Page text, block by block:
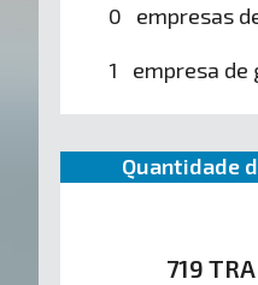
0 empresas
1 empresa de
Quantidade
719